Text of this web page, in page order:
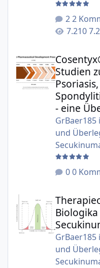
2
Studien
- eine
GrBaer185
und
0
Therapieoptimierung
GrBaer185
und